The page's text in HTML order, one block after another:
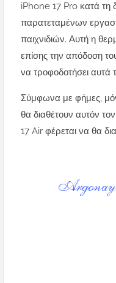
iPhone 17 Pro κατά τη
παρατεταμένων
παιχνιδιών. Αυτή η
επίσης την απόδοση
να τροφοδοτήσει αυτά
Σύμφωνα με φήμες,
θα διαθέτουν αυτόν
17 Air φέρεται να θα